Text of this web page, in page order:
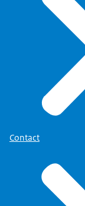
Contact